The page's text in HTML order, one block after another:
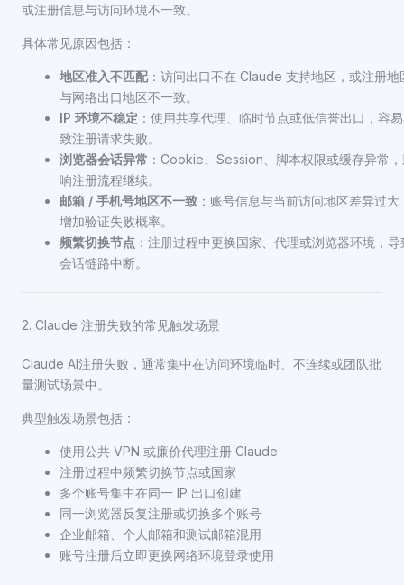
或注册信息与访问环境不一致。
具体常见原因包括：
地区准入不匹配：访问出口不在 Claude 支持地区，或注册地
与网络出口地区不一致。
IP 环境不稳定 ：使用共享代理、临时节点或低信誉出口，容
致注册请求失败。
浏览器会话异常 ：Cookie、Session、脚本权限或缓存异常
响注册流程继续。
邮箱 / 手机号地区不一致 ：账号信息与当前访问地区差异过大
增加验证失败概率。
频繁切换节点 ：注册过程中更换国家、代理或浏览器环境，导
会话链路中断。
2. Claude 注册失败的常见触发场景
Claude AI注册失败，通常集中在访问环境临时、不连续或团队批
量测试场景中。
典型触发场景包括：
使用公共 VPN 或廉价代理注册 Claude
注册过程中频繁切换节点或国家
多个账号集中在同一 IP 出口创建
同一浏览器反复注册或切换多个账号
企业邮箱、个人邮箱和测试邮箱混用
账号注册后立即更换网络环境登录使用